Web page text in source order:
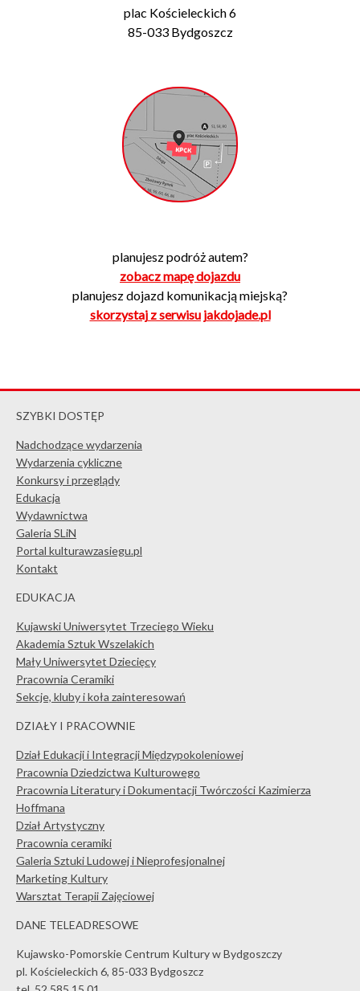
plac Kościeleckich 6
85-033 Bydgoszcz
planujesz podróż autem?
zobacz mapę dojazdu
planujesz dojazd komunikacją miejską?
skorzystaj z serwisu jakdojade.pl
SZYBKI DOSTĘP
Nadchodzące wydarzenia
Wydarzenia cykliczne
Konkursy i przeglądy
Edukacja
Wydawnictwa
Galeria SLiN
Portal kulturawzasiegu.pl
Kontakt
EDUKACJA
Kujawski Uniwersytet Trzeciego Wieku
Akademia Sztuk Wszelakich
Mały Uniwersytet Dziecięcy
Pracownia Ceramiki
Sekcje, kluby i koła zainteresowań
DZIAŁY I PRACOWNIE
Dział Edukacji i Integracji Międzypokoleniowej
Pracownia Dziedzictwa Kulturowego
Pracownia Literatury i Dokumentacji Twórczości Kazimierza
Hoffmana
Dział Artystyczny
Pracownia ceramiki
Galeria Sztuki Ludowej i Nieprofesjonalnej
Marketing Kultury
Warsztat Terapii Zajęciowej
DANE TELEADRESOWE
Kujawsko-Pomorskie Centrum Kultury w Bydgoszczy
pl. Kościeleckich 6, 85-033 Bydgoszcz